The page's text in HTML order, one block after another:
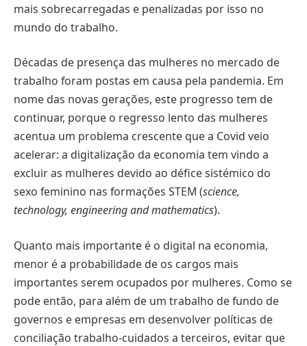
mais sobrecarregadas e penalizadas por isso no
mundo do trabalho.
Décadas de presença das mulheres no mercado de
trabalho foram postas em causa pela pandemia. Em
nome das novas gerações, este progresso tem de
continuar, porque o regresso lento das mulheres
acentua um problema crescente que a Covid veio
acelerar: a digitalização da economia tem vindo a
excluir as mulheres devido ao défice sistémico do
sexo feminino nas formações STEM (science,
technology, engineering and mathematics).
Quanto mais importante é o digital na economia,
menor é a probabilidade de os cargos mais
importantes serem ocupados por mulheres. Como se
pode então, para além de um trabalho de fundo de
governos e empresas em desenvolver políticas de
conciliação trabalho-cuidados a terceiros, evitar que